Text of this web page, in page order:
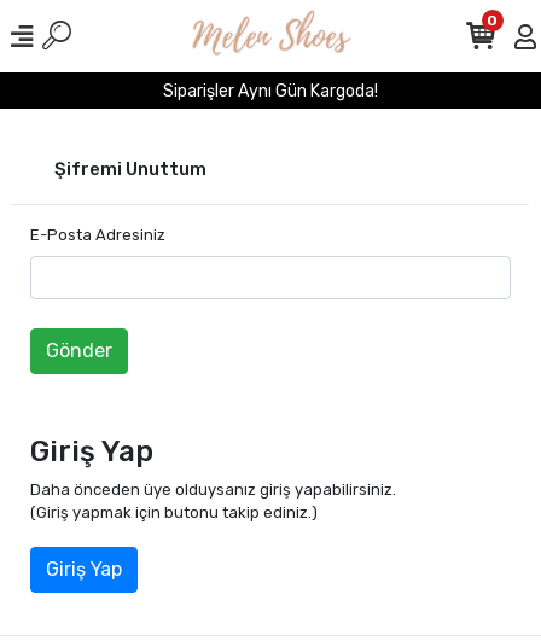
Siparişler Aynı Gün Kargoda!
0
Şifremi Unuttum
E-Posta Adresiniz
Gönder
Giriş Yap
Daha önceden üye olduysanız giriş yapabilirsiniz.
(Giriş yapmak için butonu takip ediniz.)
Giriş Yap